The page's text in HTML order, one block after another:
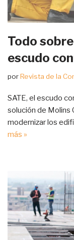
Todo
escudo
porRevista de la
SATE, el escudo
solución de Molins
modernizar los
más »